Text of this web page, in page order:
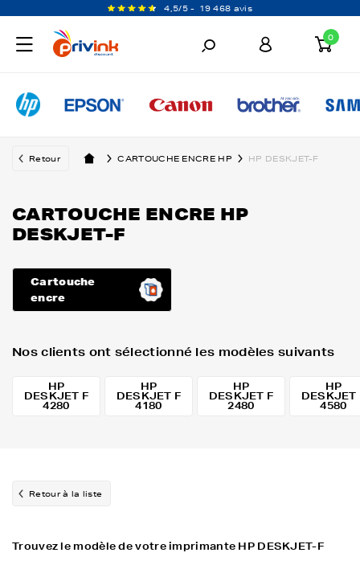
4,5/5 - 19 468 avis
0
Retour CARTOUCHE ENCRE HP HP DESKJET-F
CARTOUCHE ENCRE HP
DESKJET-F
Cartouche
encre
Nos clients ont sélectionné les modèles suivants
HP
DESKJET F
4280
HP
DESKJET F
4180
HP
DESKJET F
2480
HP
DESKJET
4580
Retour à la liste
Trouvez le modèle de votre imprimante HP DESKJET-F